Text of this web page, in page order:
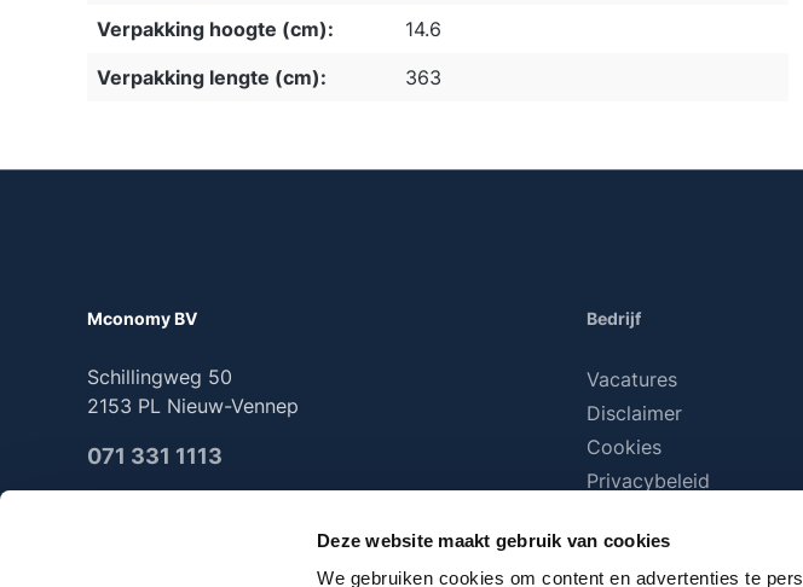
Deze website maakt gebruik van cookies
We gebruiken cookies om content en advertenties te
Verpakking hoogte (cm):
14.6
Verpakking lengte (cm):
363
Mconomy BV
Schillingweg 50
2153 PL Nieuw-Vennep
071 331 1113
Bedrijf
Vacatures
Disclaimer
Cookies
Privacybeleid